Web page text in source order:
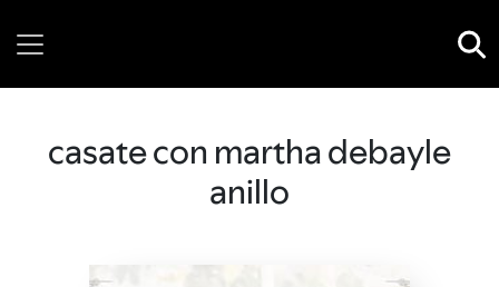
casate con martha debayle
anillo